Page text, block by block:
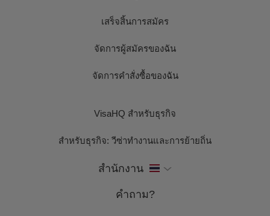
เสร็จสิ้นการสมัคร
จัดการผู้สมัครของฉัน
จัดการคำสั่งซื้อของฉัน
VisaHQ สำหรับธุรกิจ
สำหรับธุรกิจ: วีซ่าทำงานและการย้ายถิ่น
สำนักงาน
คำถาม?